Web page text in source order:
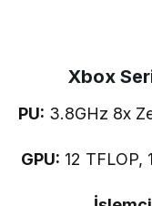
Xbox
PU: 3.8GHz 8x
GPU: 12 TFLOP,